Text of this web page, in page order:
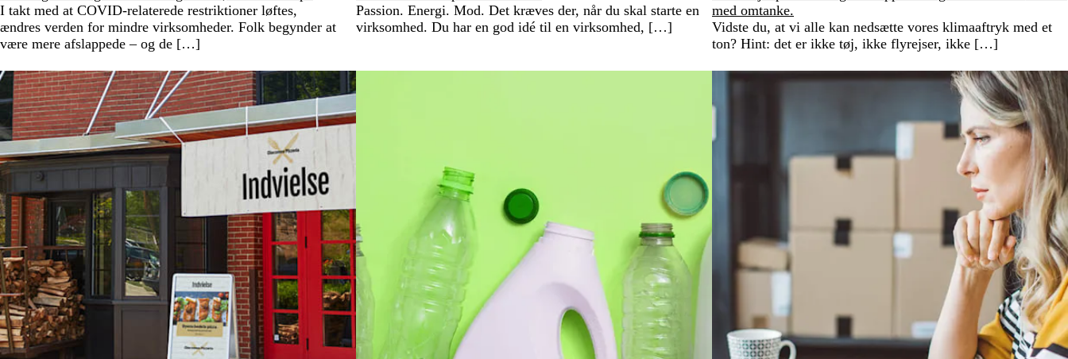
I takt med at COVID-relaterede restriktioner løftes,
ændres verden for mindre virksomheder. Folk begynder at
være mere afslappede – og de […]
Passion. Energi. Mod. Det kræves der, når du skal starte en
virksomhed. Du har en god idé til en virksomhed, […]
med omtanke.
Vidste du, at vi alle kan nedsætte vores klimaaftryk med et
ton? Hint: det er ikke tøj, ikke flyrejser, ikke […]